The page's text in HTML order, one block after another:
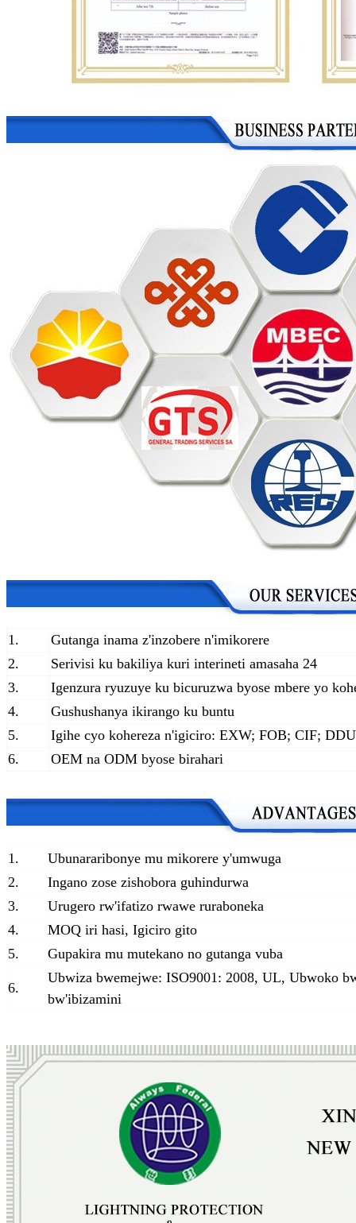
1.
Gutanga inama z'inzobere n'imikorere
2.
Serivisi ku bakiliya kuri interineti amasaha 24
3.
Igenzura ryuzuye ku bicuruzwa byose mbere yo
4.
Gushushanya ikirango ku buntu
5.
Igihe cyo kohereza n'igiciro: EXW; FOB; CIF; DDU
6.
OEM na ODM byose birahari
1.
Ubunararibonye mu mikorere y'umwuga
2.
Ingano zose zishobora guhindurwa
3.
Urugero rw'ifatizo rwawe ruraboneka
4.
MOQ iri hasi, Igiciro gito
5.
Gupakira mu mutekano no gutanga vuba
6.
Ubwiza bwemejwe: ISO9001: 2008, UL, Ubwoko
bw'ibizamini